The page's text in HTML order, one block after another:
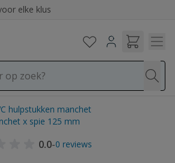
elke klus
hulpstukken manchet
x spie 125 mm
0.0-0 reviews